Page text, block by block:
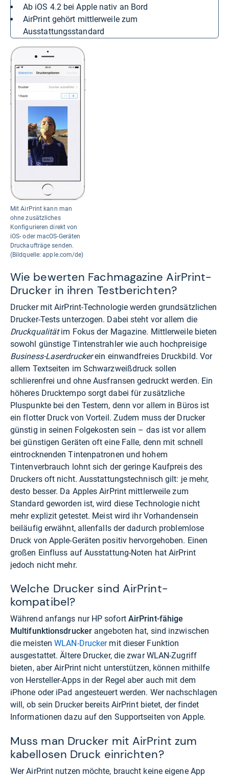
ab iOS 4.2 bei Apple nativ an Bord
AirPrint gehört mittlerweile zum
Ausstattungsstandard
Mit AirPrint kann man
ohne zusätzliches
Konfigurieren direkt von
iOS- oder macOS-Geräten
Druckaufträge senden.
(Bildquelle: apple.com/de)
Wie bewerten Fachmagazine AirPrint-
Drucker in ihren Testberichten?
Drucker mit AirPrint-Technologie werden grundsätzlichen
Drucker-Tests unterzogen. Dabei steht vor allem die
Druckqualitätim Fokus der Magazine. Mittlerweile bieten
sowohl günstige Tintenstrahler wie auch hochpreisige
Business-Laserdruckerein einwandfreies Druckbild. Vor
allem Textseiten im Schwarzweißdruck sollen
schlierenfrei und ohne Ausfransen gedruckt werden. Ein
höheres Drucktempo sorgt dabei für zusätzliche
Pluspunkte bei den Testern, denn vor allem in Büros ist
ein flotter Druck von Vorteil. Zudem muss der Drucker
günstig in seinen Folgekosten sein – das ist vor allem
bei günstigen Geräten oft eine Falle, denn mit schnell
eintrocknenden Tintenpatronen und hohem
Tintenverbrauch lohnt sich der geringe Kaufpreis des
Druckers oft nicht. Ausstattungstechnisch gilt: je mehr,
desto besser. Da Apples AirPrint mittlerweile zum
Standard geworden ist, wird diese Technologie nicht
mehr explizit getestet. Meist wird ihr Vorhandensein
beiläufig erwähnt, allenfalls der dadurch problemlose
Druck von Apple-Geräten positiv hervorgehoben. Einen
großen Einfluss auf Ausstattung-Noten hat AirPrint
jedoch nicht mehr.
Welche Drucker sind AirPrint-
kompatibel?
Während anfangs nur HP sofort AirPrint-fähige
Multifunktionsdrucker angeboten hat, sind inzwischen
die meistenWLAN-Druckermit dieser Funktion
ausgestattet. Ältere Drucker, die zwar WLAN-Zugriff
bieten, aber AirPrint nicht unterstützen, können mithilfe
von Hersteller-Apps in der Regel aber auch mit dem
iPhone oder iPad angesteuert werden. Wer nachschlagen
will, ob sein Drucker bereits AirPrint bietet, der findet
Informationen dazu auf den Supportseiten von Apple.
Muss man Drucker mit AirPrint zum
kabellosen Druck einrichten?
Wer AirPrint nutzen möchte, braucht keine eigene App